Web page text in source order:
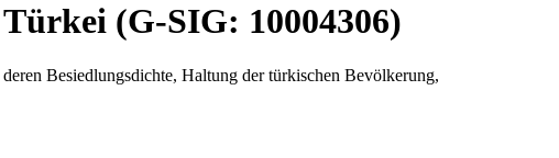
(G-SIG: 10004306)
Besiedlungsdichte, Haltung der türkischen Bevölkerung,